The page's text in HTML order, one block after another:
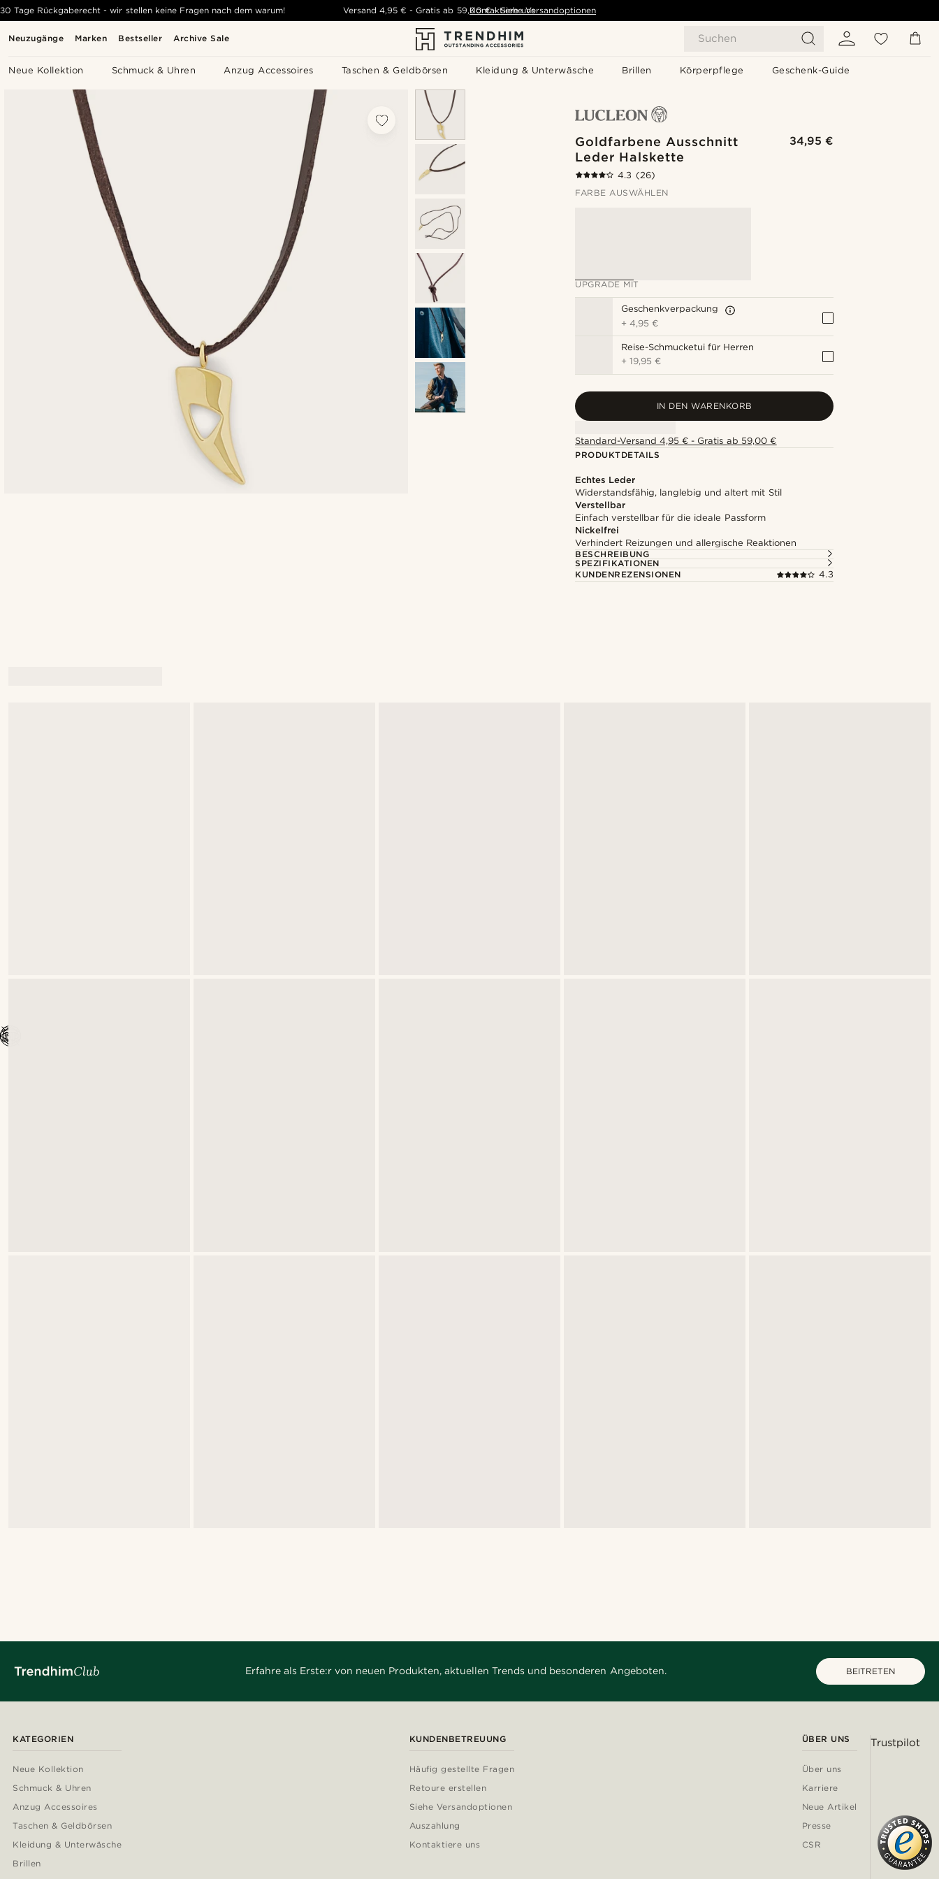
Neuzugänge Marken Bestseller Archive Sale Suchen
Neue Kollektion Schmuck & Uhren Anzug Accessoires Taschen & Geldbörsen Kleidung & Unterwäsche Brillen Körperpflege Geschenk-Guide
30 Tage Rückgaberecht - wir stellen keine Fragen nach dem warum! Versand 4,95 € -Gratis ab 59,00 € - Siehe Versandoptionen
Kontaktiere uns
Goldfarbene Ausschnitt
Leder Halskette
34,95 €
4.3 (26)
FARBE AUSWÄHLEN
UPGRADE MIT
Geschenkverpackung
+4,95 €
Reise-Schmucketui für Herren
+19,95 €
IN DEN WARENKORB
Standard-Versand 4,95 € - Gratis ab 59,00 €
PRODUKTDETAILS
Echtes Leder
Widerstandsfähig, langlebig und altert mit Stil
Verstellbar
Einfach verstellbar für die ideale Passform
Nickelfrei
Verhindert Reizungen und allergische Reaktionen
BESCHREIBUNG
SPEZIFIKATIONEN
KUNDENREZENSIONEN
4.3
Erfahre als Erste:r von neuen Produkten, aktuellen Trends und besonderen Angeboten. BEITRETEN
KATEGORIEN
Neue Kollektion
Schmuck & Uhren
Anzug Accessoires
Taschen & Geldbörsen
Kleidung & Unterwäsche
Brillen
KUNDENBETREUUNG
Häufig gestellte Fragen
Retoure erstellen
Siehe Versandoptionen
Auszahlung
Kontaktiere uns
ÜBER UNS
Über uns
Karriere
Neue Artikel
Presse
CSR
Trustpilot